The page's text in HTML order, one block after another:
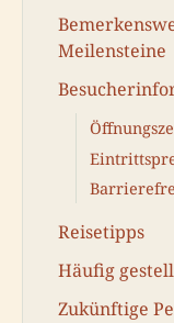
Meilensteine
Reisetipps
Häufig
Zukünftige